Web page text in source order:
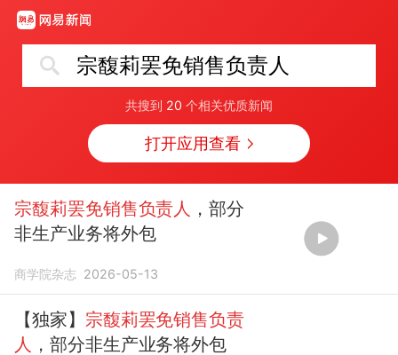
宗馥莉罢免销售负责人
共搜到 20 个相关优质新闻
打开应用查看
宗馥莉罢免销售负责人 ，部分
非生产业务将外包
商学院杂志 2026-05-13
【独家】 宗馥莉罢免销售负责
人 ，部分非生产业务将外包